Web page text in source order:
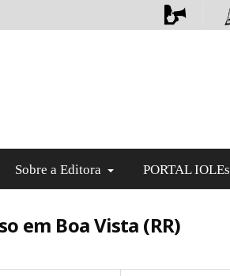
Sobre a Editora PORTAL IOLEs
em Boa Vista (RR)